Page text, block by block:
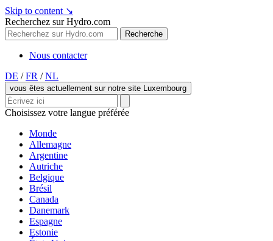
Skip to content ↘
Recherchez sur Hydro.com
Recherche
Nous contacter
DE / FR / NL
vous êtes actuellement sur notre site Luxembourg
Choisissez votre langue préférée
Monde
Allemagne
Argentine
Autriche
Belgique
Brésil
Canada
Danemark
Espagne
Estonie